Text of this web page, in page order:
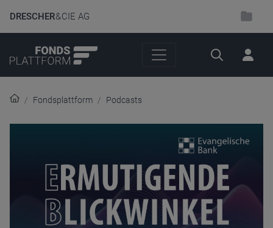
DRESCHER& CIE AG
Suche
Fondsplattform Podcasts